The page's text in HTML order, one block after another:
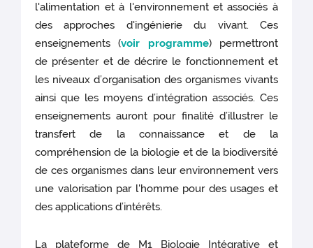
l'alimentation et à l'environnement et associés à
des approches d'ingénierie du vivant. Ces
enseignements (voir programme) permettront
de présenter et de décrire le fonctionnement et
les niveaux d’organisation des organismes vivants
ainsi que les moyens d’intégration associés. Ces
enseignements auront pour finalité d’illustrer le
transfert de la connaissance et de la
compréhension de la biologie et de la biodiversité
de ces organismes dans leur environnement vers
une valorisation par l'homme pour des usages et
des applications d’intérêts.
La plateforme de M1 Biologie Intégrative et